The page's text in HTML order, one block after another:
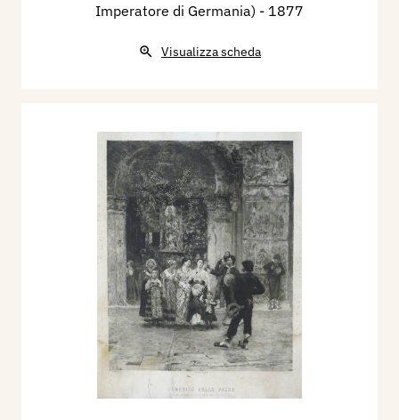
Imperatore di Germania) - 1877
Visualizza scheda